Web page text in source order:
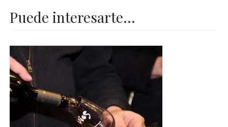
Puede interesarte...